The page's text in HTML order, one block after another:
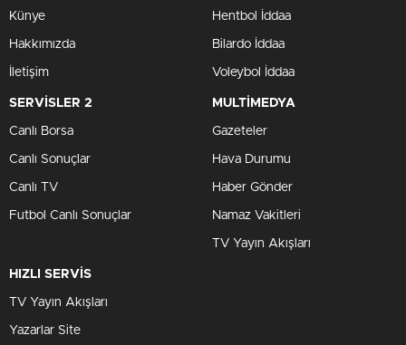
Künye
Hakkımızda
İletişim
Hentbol İddaa
Bilardo İddaa
Voleybol İddaa
SERVİSLER 2
Canlı Borsa
Canlı Sonuçlar
Canlı TV
Futbol Canlı Sonuçlar
MULTİMEDYA
Gazeteler
Hava Durumu
Haber Gönder
Namaz Vakitleri
TV Yayın Akışları
HIZLI SERVİS
TV Yayın Akışları
Yazarlar Site